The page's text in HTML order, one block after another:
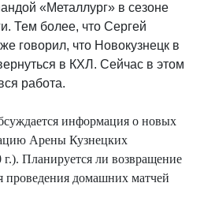
«Металлург» в сезоне
Тем более, что Сергей
говорил, что Новокузнецк в
в КХЛ. Сейчас в этом
работа.
информация о новых
Арены Кузнецких
Планируется ли возвращение
проведения домашних матчей